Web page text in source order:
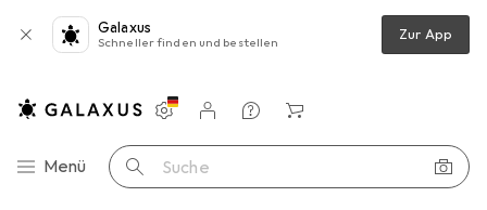
Galaxus
Schneller finden und bestellen Zur App
Navigation nach Kategorien
Menü Suche
Einstellungen
Kundenkonto
Vergleichslisten
Merklisten
Warenkorb